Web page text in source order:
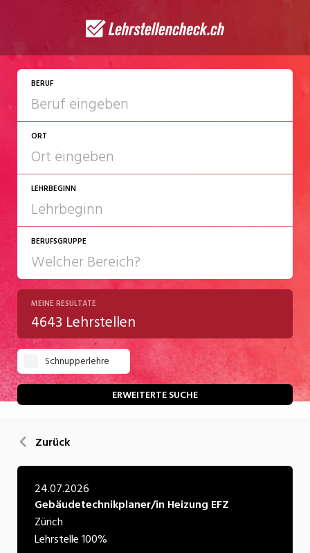
BERUF
ORT
LEHRBEGINN
2027
2028
BERUFSGRUPPE
Chemie/Pharma
Gastgewerbe
Gesundheit/Pflege/Soziales
Handwerk/Technik
Kultur
Natur
Verkehr/Logistik
MEINE RESULTATE
4643 Lehrstellen
Schnupperlehre
ERWEITERTE SUCHE
Zurück
24.07.2026
Gebäudetechnikplaner/in Heizung EFZ
Zürich
Lehrstelle100%